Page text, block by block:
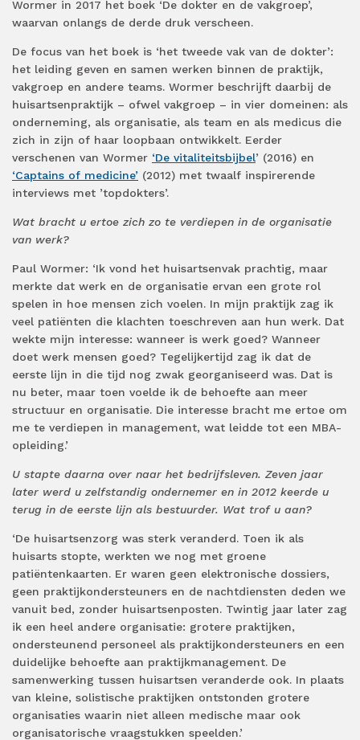
Wormer in 2017 het boek ‘De dokter en de vakgroep’,
waarvan onlangs de derde druk verscheen.
De focus van het boek is ‘het tweede vak van de dokter’:
het leiding geven en samen werken binnen de praktijk,
vakgroep en andere teams. Wormer beschrijft daarbij de
huisartsenpraktijk – ofwel vakgroep – in vier domeinen: als
onderneming, als organisatie, als team en als medicus die
zich in zijn of haar loopbaan ontwikkelt. Eerder
verschenen van Wormer ‘De vitaliteitsbijbel’ (2016) en
‘Captains of medicine’ (2012) met twaalf inspirerende
interviews met ’topdokters’.
Wat bracht u ertoe zich zo te verdiepen in de organisatie
van werk?
Paul Wormer: ‘Ik vond het huisartsenvak prachtig, maar
merkte dat werk en de organisatie ervan een grote rol
spelen in hoe mensen zich voelen. In mijn praktijk zag ik
veel patiënten die klachten toeschreven aan hun werk. Dat
wekte mijn interesse: wanneer is werk goed? Wanneer
doet werk mensen goed? Tegelijkertijd zag ik dat de
eerste lijn in die tijd nog zwak georganiseerd was. Dat is
nu beter, maar toen voelde ik de behoefte aan meer
structuur en organisatie. Die interesse bracht me ertoe om
me te verdiepen in management, wat leidde tot een MBA-
opleiding.’
U stapte daarna over naar het bedrijfsleven. Zeven jaar
later werd u zelfstandig ondernemer en in 2012 keerde u
terug in de eerste lijn als bestuurder. Wat trof u aan?
‘De huisartsenzorg was sterk veranderd. Toen ik als
huisarts stopte, werkten we nog met groene
patiëntenkaarten. Er waren geen elektronische dossiers,
geen praktijkondersteuners en de nachtdiensten deden we
vanuit bed, zonder huisartsenposten. Twintig jaar later zag
ik een heel andere organisatie: grotere praktijken,
ondersteunend personeel als praktijkondersteuners en een
duidelijke behoefte aan praktijkmanagement. De
samenwerking tussen huisartsen veranderde ook. In plaats
van kleine, solistische praktijken ontstonden grotere
organisaties waarin niet alleen medische maar ook
organisatorische vraagstukken speelden.’